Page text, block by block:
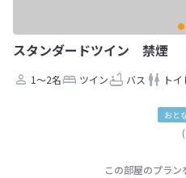
スタンダードツイン 禁煙
1～2名 ツイン バス トイ
おと
この部屋のプラン